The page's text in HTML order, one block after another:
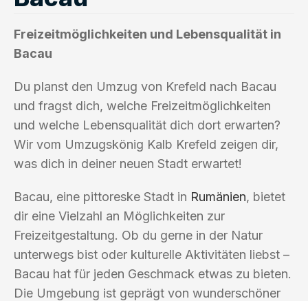
Freizeitmöglichkeiten und Lebensqualität in
Bacau
Du planst den Umzug von Krefeld nach Bacau
und fragst dich, welche Freizeitmöglichkeiten
und welche Lebensqualität dich dort erwarten?
Wir vom Umzugskönig Kalb Krefeld zeigen dir,
was dich in deiner neuen Stadt erwartet!
Bacau, eine pittoreske Stadt in Rumänien, bietet
dir eine Vielzahl an Möglichkeiten zur
Freizeitgestaltung. Ob du gerne in der Natur
unterwegs bist oder kulturelle Aktivitäten liebst –
Bacau hat für jeden Geschmack etwas zu bieten.
Die Umgebung ist geprägt von wunderschöner